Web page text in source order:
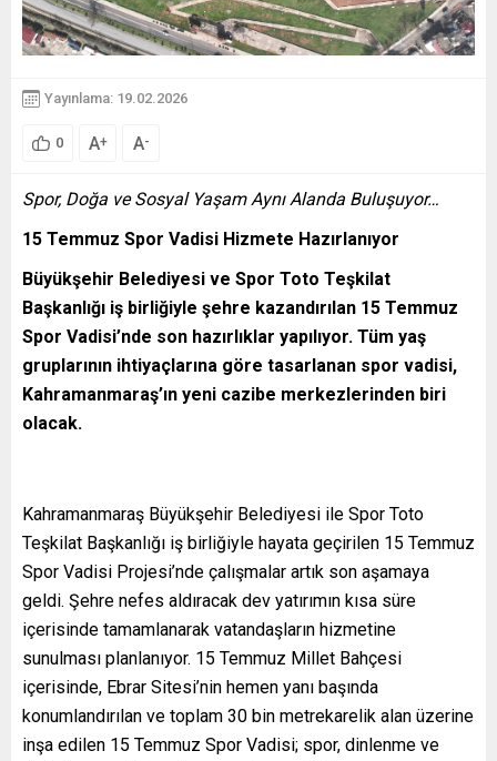
Yayınlama: 19.02.2026
0 A+ A-
Spor, Doğa ve Sosyal Yaşam Aynı Alanda Buluşuyor…
15 Temmuz Spor Vadisi Hizmete Hazırlanıyor
Büyükşehir Belediyesi ve Spor Toto Teşkilat
Başkanlığı iş birliğiyle şehre kazandırılan 15 Temmuz
Spor Vadisi’nde son hazırlıklar yapılıyor. Tüm yaş
gruplarının ihtiyaçlarına göre tasarlanan spor vadisi,
Kahramanmaraş’ın yeni cazibe merkezlerinden biri
olacak.
Kahramanmaraş Büyükşehir Belediyesi ile Spor Toto
Teşkilat Başkanlığı iş birliğiyle hayata geçirilen 15 Temmuz
Spor Vadisi Projesi’nde çalışmalar artık son aşamaya
geldi. Şehre nefes aldıracak dev yatırımın kısa süre
içerisinde tamamlanarak vatandaşların hizmetine
sunulması planlanıyor. 15 Temmuz Millet Bahçesi
içerisinde, Ebrar Sitesi’nin hemen yanı başında
konumlandırılan ve toplam 30 bin metrekarelik alan üzerine
inşa edilen 15 Temmuz Spor Vadisi; spor, dinlenme ve